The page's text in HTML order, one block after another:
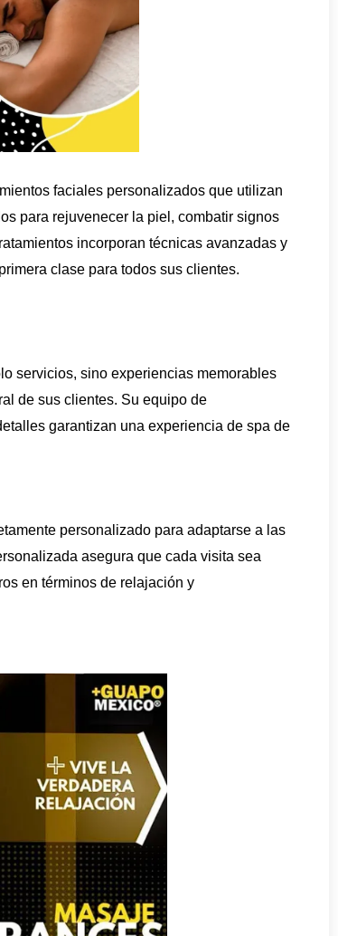
faciales personalizados que utilizan
para rejuvenecer la piel, combatir signos
incorporan técnicas avanzadas y
clase para todos sus clientes.
servicios, sino experiencias memorables
de sus clientes. Su equipo de
garantizan una experiencia de spa de
personalizado para adaptarse a las
asegura que cada visita sea
en términos de relajación y